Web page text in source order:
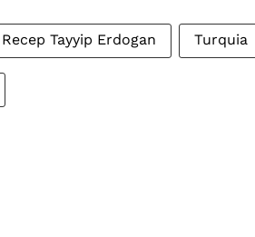
Recep Tayyip Erdogan Turquia